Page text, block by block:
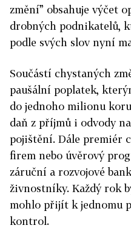
změní” obsahuje výčet
drobných podnikatelů,
podle svých slov nyní
Součástí chystaných
paušální poplatek,
do jednoho milionu
daň z příjmů i odvody
pojištění. Dále premiér
firem nebo úvěrový
záruční a rozvojové
živnostníky. Každý rok
mohlo přijít k jednomu
kontrol.